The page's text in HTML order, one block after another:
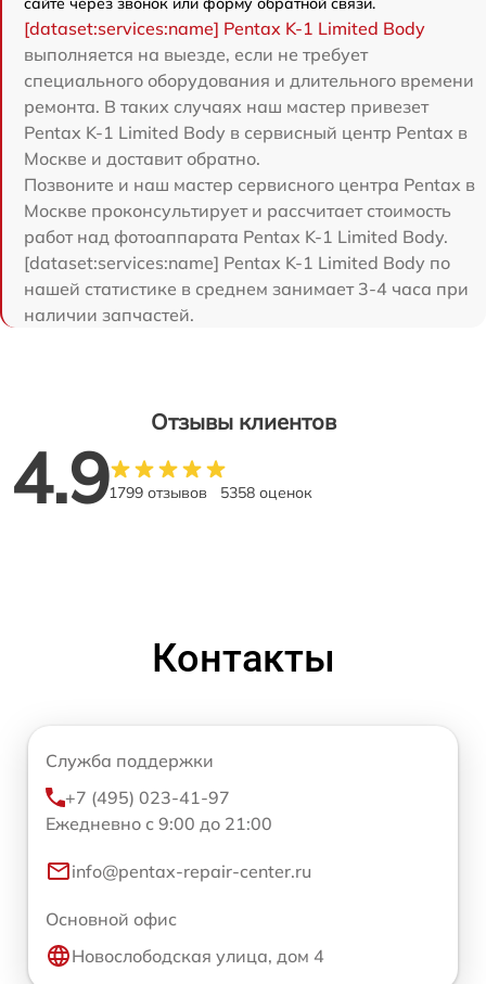
[dataset:services:name] Pentax K-1 Limited Body
выполняется на выезде, если не требует
специального оборудования и длительного времени
ремонта. В таких случаях наш мастер привезет
Pentax K-1 Limited Body в сервисный центр Pentax в
Москве и доставит обратно.
Позвоните и наш мастер сервисного центра Pentax в
Москве проконсультирует и рассчитает стоимость
работ над фотоаппарата Pentax K-1 Limited Body.
[dataset:services:name] Pentax K-1 Limited Body по
нашей статистике в среднем занимает 3-4 часа при
наличии запчастей.
Отзывы клиентов
4.91799 отзывов 5358 оценок
Контакты
Служба поддержки
+7 (495) 023-41-97
Ежедневно с 9:00 до 21:00
info@pentax-repair-center.ru
Основной офис
Новослободская улица, дом 4